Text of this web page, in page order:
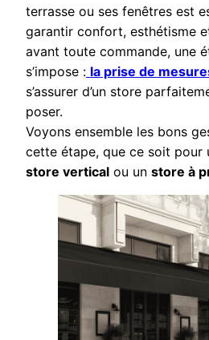
terrasse ou ses fenêtres est
garantir confort, esthétisme
avant toute commande, une
s’impose : la prise de
s’assurer d’un store
poser.
Voyons ensemble les bons
cette étape, que ce soit pour
store vertical ou un store à